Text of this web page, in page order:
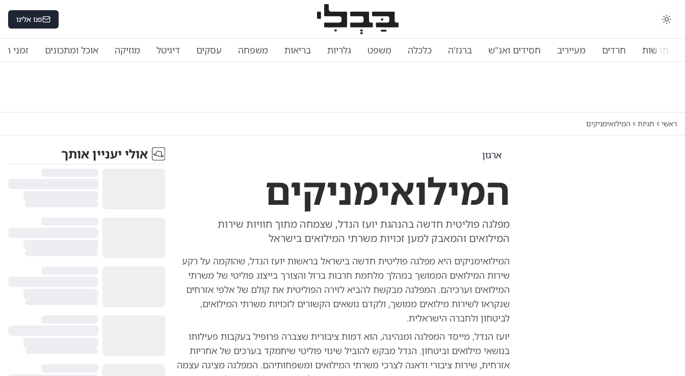
החלפת מצב תצוגה פנו אלינו
חדשות חרדים מעייריב חסידים ואנ"ש ברנז'ה כלכלה משפט גלריות בריאות משפחה עסקים דיגיטל מוזיקה אוכל ומתכונים זמני
ראשי תגיות המילואימניקים
ארגון
המילואימניקים
מפלגה פוליטית חדשה בהנהגת יועז הנדל, שצמחה מתוך חוויות שירות
המילואים והמאבק למען זכויות משרתי המילואים בישראל
המילואימניקים היא מפלגה פוליטית חדשה בישראל בראשות יועז הנדל, שהוקמה על רקע
שירות המילואים הממושך במהלך מלחמת חרבות ברזל והצורך בייצוג פוליטי של משרתי
המילואים וערכיהם. המפלגה מבקשת להביא לזירה הפוליטית את קולם של אלפי אזרחים
שנקראו לשירות מילואים ממושך, ולקדם נושאים הקשורים לזכויות משרתי המילואים,
לביטחון ולחברה הישראלית.
יועז הנדל, מייסד המפלגה ומנהיגה, הוא דמות ציבורית שצברה פרופיל בעקבות פעילותו
בנושאי מילואים וביטחון. הנדל מבקש להוביל שינוי פוליטי שיתמקד בערכים של אחריות
אזרחית, שירות ציבורי ודאגה לצרכי משרתי המילואים ומשפחותיהם. המפלגה מציגה עצמה
אולי יעניין אותך